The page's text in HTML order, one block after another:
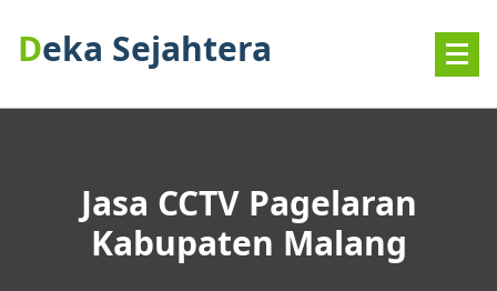
Deka Sejahtera
Jasa CCTV Pagelaran
Kabupaten Malang